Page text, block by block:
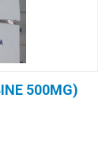
500MG)